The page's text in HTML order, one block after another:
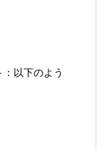
以下のよう